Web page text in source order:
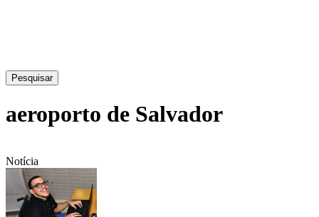
Pesquisar
aeroporto de Salvador
Notícia